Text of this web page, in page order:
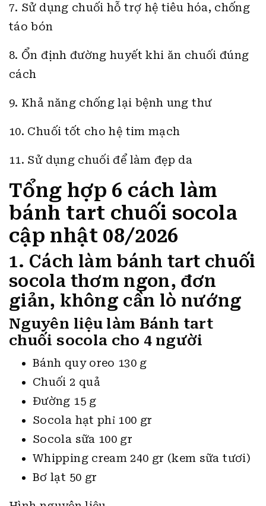
7. Sử dụng chuối hỗ trợ hệ tiêu hóa, chống
táo bón
8. Ổn định đường huyết khi ăn chuối đúng
cách
9. Khả năng chống lại bệnh ung thư
10. Chuối tốt cho hệ tim mạch
11. Sử dụng chuối để làm đẹp da
Tổng hợp 6 cách làm
bánh tart chuối socola
cập nhật 08/2026
1. Cách làm bánh tart chuối
socola thơm ngon, đơn
giản, không cần lò nướng
Nguyên liệu làm Bánh tart
chuối socola cho 4 người
Bánh quy oreo 130 g
Chuối 2 quả
Đường 15 g
Socola hạt phỉ 100 gr
Socola sữa 100 gr
Whipping cream 240 gr (kem sữa tươi)
Bơ lạt 50 gr